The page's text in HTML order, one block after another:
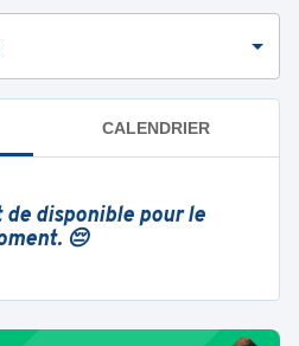
CALENDRIER
disponible pour le
😔